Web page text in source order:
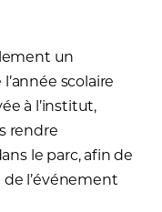
un
scolaire
à l’institut,
rendre
le parc, afin de
l’événement